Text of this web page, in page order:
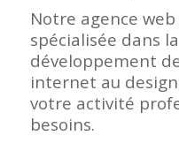
Notre agence
spécialisée dans
développement
internet au
votre activité
besoins.